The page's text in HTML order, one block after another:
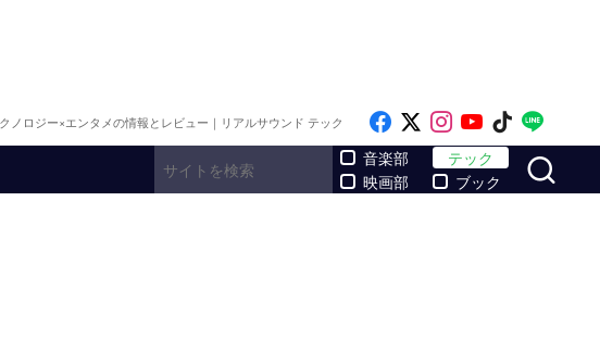
ノロジー×エンタメの情報とレビュー｜リアルサウンド テック Like on Facebook
Follow on x
Follow on
Follow on
Follow
音楽部
映画部
テック
ブック